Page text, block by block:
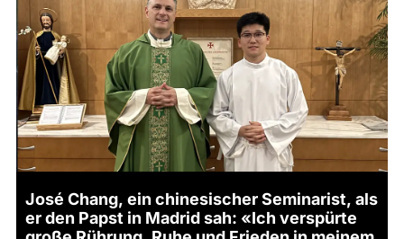
José Chang, ein chinesischer Seminarist, als
er den Papst in Madrid sah: «Ich verspürte